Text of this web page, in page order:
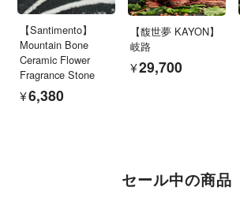
【Santimento】
Mountain Bone
Ceramic Flower
Fragrance Stone
¥6,380
【馥世夢 KAYON】
岐路
¥29,700
セール中の商品